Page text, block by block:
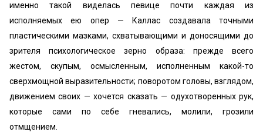
именно такой виделась певице почти каждая из
исполняемых ею опер — Каллас создавала точными
пластическими мазками, схватывающими и доносящими до
зрителя психологическое зерно образа: прежде всего
жестом, скупым, осмысленным, исполненным какой-то
сверхмощной выразительности; поворотом головы, взглядом,
движением своих — хочется сказать — одухотворенных рук,
которые сами по себе гневались, молили, грозили
отмщением.